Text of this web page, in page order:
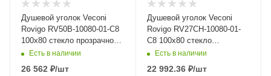
Душевой уголок Veconi
Rovigo RV50B-10080-01-C8
100х80 стекло прозрачное
профиль черный без
поддона
Есть в наличии
26 562 ₽/шт
Душевой уголок Veconi
Rovigo RV27CH-10080-01-
C8 100х80 стекло
прозрачное профиль хром
без поддона
Есть в наличии
22 992.36₽/шт